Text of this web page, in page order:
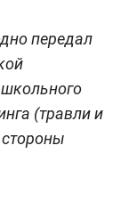
передал
(травли и